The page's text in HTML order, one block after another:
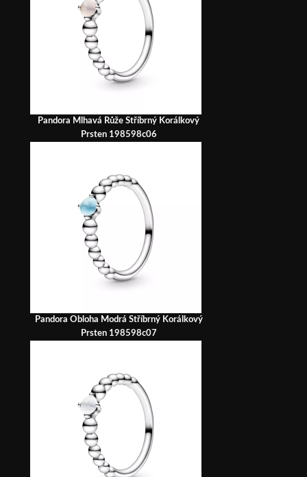
Pandora Mlhavá Růže Stříbrný Korálkový
Prsten 198598c06
Pandora Obloha Modrá Stříbrný Korálkový
Prsten 198598c07